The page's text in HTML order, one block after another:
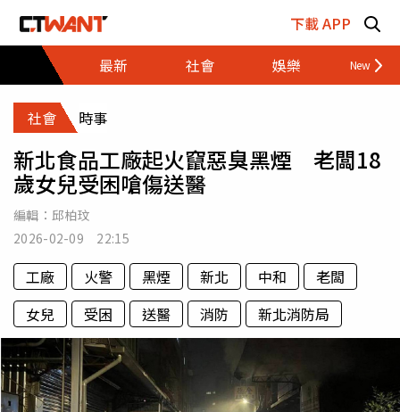
下載 APP
最新
社會 娛樂 財經
社會 時事
新北食品工廠起火竄惡臭黑煙 老闆18
歲女兒受困嗆傷送醫
編輯： 邱柏玟
2026-02-09 22:15
工廠 火警 黑煙 新北 中和
老闆
女兒
受困 送醫 消防 新北消防局